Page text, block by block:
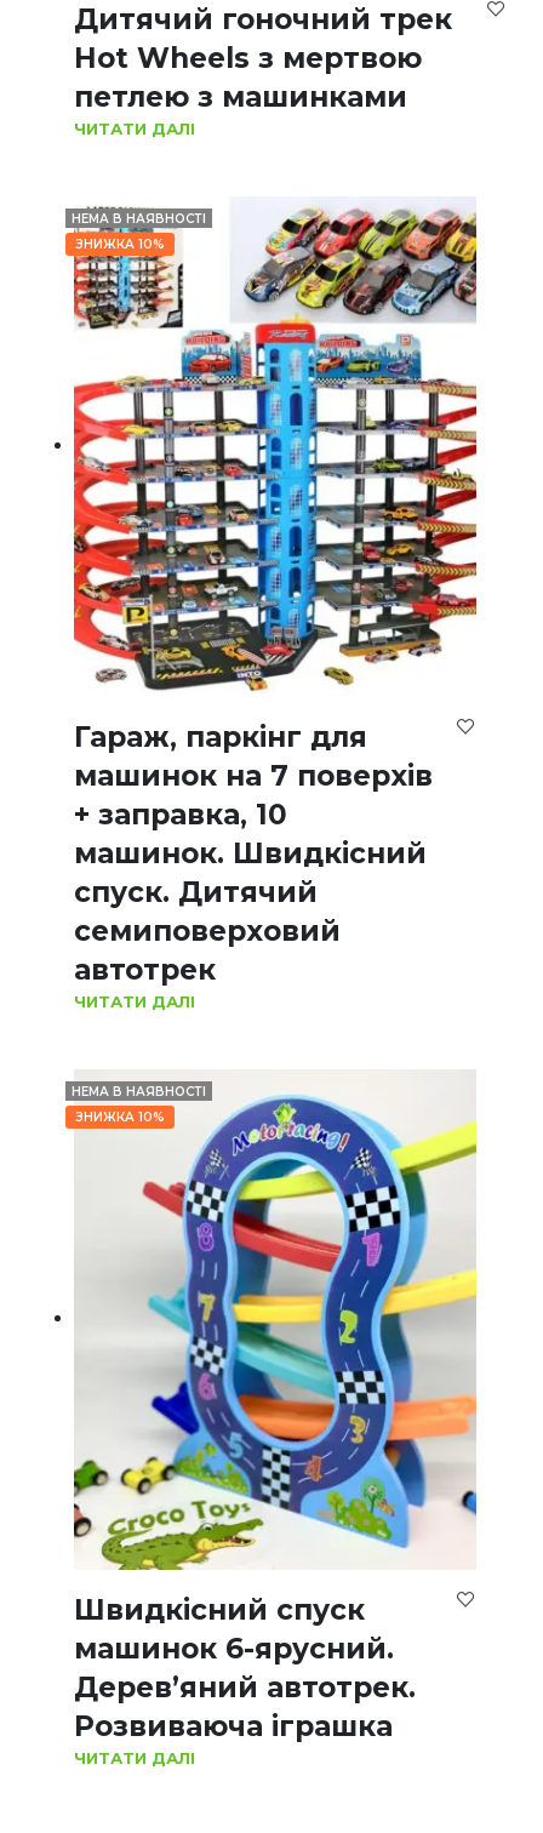
Дитячий гоночний трек
Hot Wheels з мертвою
петлею з машинками
ЧИТАТИ ДАЛІ
НЕМА В НАЯВНОСТІ
ЗНИЖКА 10%
Гараж, паркінг для
машинок на 7 поверхів
+ заправка, 10
машинок. Швидкісний
спуск. Дитячий
семиповерховий
автотрек
ЧИТАТИ ДАЛІ
НЕМА В НАЯВНОСТІ
ЗНИЖКА 10%
Швидкісний спуск
машинок 6-ярусний.
Дерев’яний автотрек.
Розвиваюча іграшка
ЧИТАТИ ДАЛІ